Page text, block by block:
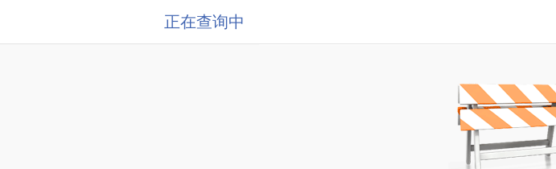
正在查询中